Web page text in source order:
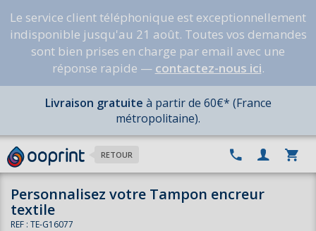
Le service client téléphonique est exceptionnellement
indisponible jusqu'au 21 août. Toutes vos demandes
sont bien prises en charge par email avec une
réponse rapide — contactez-nous ici.
Livraison gratuite à partir de 60€* (France
métropolitaine).
RETOUR
Personnalisez votre Tampon encreur
textile
REF : TE-G16077